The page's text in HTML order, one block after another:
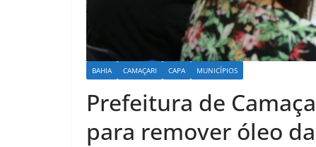
BAHIA CAMAÇARI CAPA MUNICÍPIOS
Prefeitura de
para remover óleo